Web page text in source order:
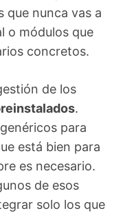
que nunca vas a
o módulos que
concretos.
de los
.
para
está bien para
es necesario.
de esos
solo los que